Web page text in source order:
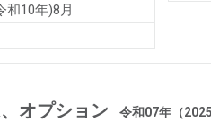
和10年)8月
オプション 令和07年（2025年